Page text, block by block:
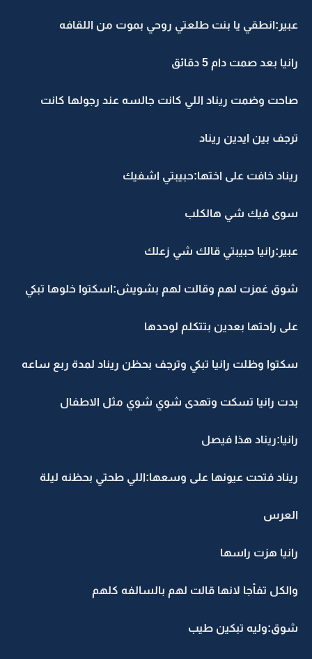
عبير:انطقي يا بنت طلعتي روحي بموت من اللقافه
رانيا بعد صمت دام 5 دقائق
صاحت وضمت ريناد اللي كانت جالسه عند رجولها كانت
ترجف بين ايدين ريناد
ريناد خافت على اختها:حبيبتي اشفيك
سوى فيك شي هالكلب
عبير:رانيا حبيبتي قالك شي زعلك
شوق غمزت لهم وقالت لهم بشويش:اسكتوا خلوها تبكي
على راحتها بعدين بتتكلم لوحدها
سكتوا وظلت رانيا تبكي وترجف بحظن ريناد لمدة ربع ساعه
بدت رانيا تسكت وتهدى شوي شوي مثل الاطفال
رانيا:ريناد هذا فيصل
ريناد فتحت عيونها على وسعها:اللي طحتي بحظنه ليلة
العرس
رانيا هزت راسها
والكل تفأجا لانها قالت لهم بالسالفه كلهم
شوق:وليه تبكين طيب